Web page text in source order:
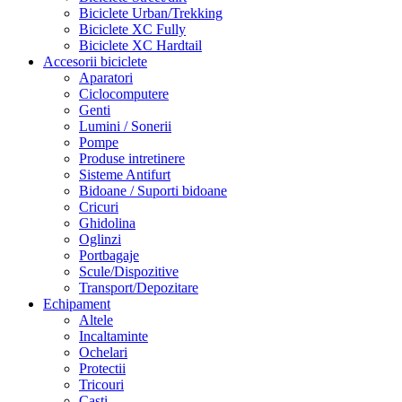
Biciclete Urban/Trekking
Biciclete XC Fully
Biciclete XC Hardtail
Accesorii biciclete
Aparatori
Ciclocomputere
Genti
Lumini / Sonerii
Pompe
Produse intretinere
Sisteme Antifurt
Bidoane / Suporti bidoane
Cricuri
Ghidolina
Oglinzi
Portbagaje
Scule/Dispozitive
Transport/Depozitare
Echipament
Altele
Incaltaminte
Ochelari
Protectii
Tricouri